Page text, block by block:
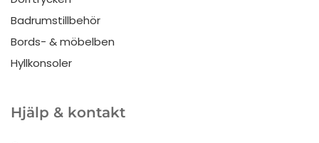
Badrumstillbehör
Bords- & möbelben
Hyllkonsoler
Hjälp & kontakt